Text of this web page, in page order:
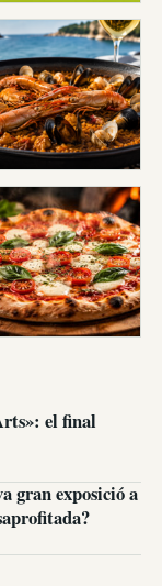
el final
gran exposició a